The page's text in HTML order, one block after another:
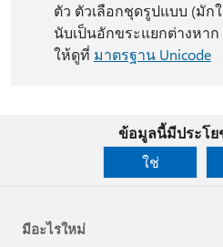
ตัว ตัวเลือกชุดรูปแบบ (มัก
นับเป็นอักขระแยกต่างหา
ให้ดูที่ มาตรฐาน Unicode
ข้อมูลนี้มีประโ
ใช่
มีอะไรใหม่